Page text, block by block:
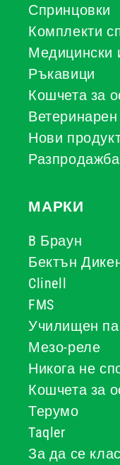
Спринцовки
Комплекти
Медицински
Ръкавици
Кошчета за
Ветеринарен
Нови
Разпродажба
МАРКИ
B Браун
Бектън
Clinell
FMS
Училищен
Мезо-реле
Никога не
Кошчета за
Терумо
Taqler
За да се